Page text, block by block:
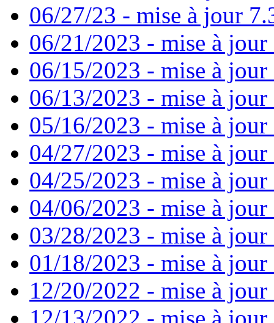
06/27/23 - mise à jour
06/21/2023 - mise à jour
06/15/2023 - mise à jour
06/13/2023 - mise à
05/16/2023 - mise à jour
04/27/2023 - mise à jour
04/25/2023 - mise à jour
04/06/2023 - mise à jour
03/28/2023 - mise à jour
01/18/2023 - mise à jour
12/20/2022 - mise à jour
12/13/2022 - mise à